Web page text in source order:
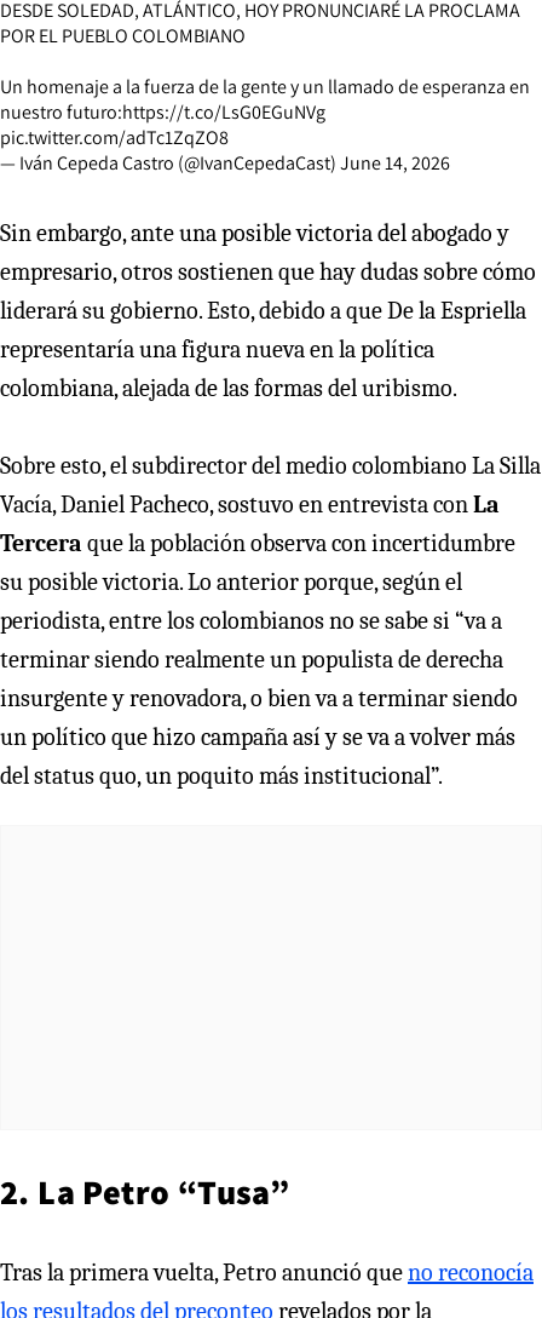
DESDE SOLEDAD, ATLÁNTICO, HOY PRONUNCIARÉ LA PROCLAMA
POR EL PUEBLO COLOMBIANO
Un homenaje a la fuerza de la gente y un llamado de esperanza en
nuestro futuro:https://t.co/LsG0EGuNVg
pic.twitter.com/adTc1ZqZO8
— Iván Cepeda Castro (@IvanCepedaCast)June 14, 2026
Sin embargo, ante una posible victoria del abogado y
empresario, otros sostienen que hay dudas sobre cómo
liderará su gobierno. Esto, debido a que De la Espriella
representaría una figura nueva en la política
colombiana, alejada de las formas del uribismo.
Sobre esto, el subdirector del medio colombiano La Silla
Vacía, Daniel Pacheco, sostuvo en entrevista conLa
Tercera que la población observa con incertidumbre
su posible victoria. Lo anterior porque, según el
periodista, entre los colombianos no se sabe si “va a
terminar siendo realmente un populista de derecha
insurgente y renovadora, o bien va a terminar siendo
un político que hizo campaña así y se va a volver más
del status quo, un poquito más institucional”.
2. La Petro “Tusa”
Tras la primera vuelta, Petro anunció queno reconocía
los resultados del preconteo revelados por la